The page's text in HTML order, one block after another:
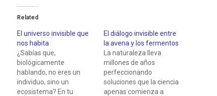
r
g
a
n
Related
El universo invisible que
nos habita
¿Sabías que,
biológicamente
hablando, no eres un
individuo, sino un
ecosistema? En tu
El diálogo invisible entre
la avena y los fermentos
La naturaleza lleva
millones de años
perfeccionando
soluciones que la ciencia
apenas comienza a